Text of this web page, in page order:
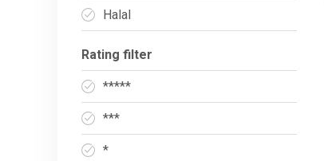
Halal
Rating filter
*****
***
*